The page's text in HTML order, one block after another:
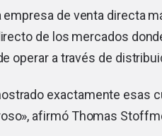
de venta directa
de los mercados
operar a través de
exactamente esas
afirmó Thomas